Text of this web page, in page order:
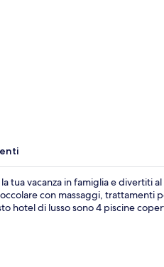
tua vacanza in famiglia e divertiti
con massaggi,
hotel di lusso sono 4 piscine